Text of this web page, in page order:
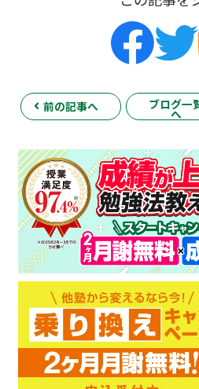
前の記事へ ブログ一
へ